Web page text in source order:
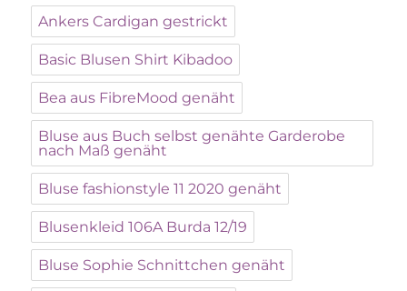
Ankers Cardigan gestrickt
Basic Blusen Shirt Kibadoo
Bea aus FibreMood genäht
Bluse aus Buch selbst genähte Garderobe
nach Maß genäht
Bluse fashionstyle 11 2020 genäht
Blusenkleid 106A Burda 12/19
Bluse Sophie Schnittchen genäht